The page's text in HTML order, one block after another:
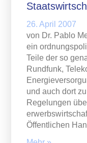
26. April 2007
von Dr. Pablo
ein
Teile der so
Rundfunk,
und auch dort
Regelungen
Öffentlichen